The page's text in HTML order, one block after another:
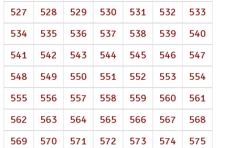
527
528 529 530 531 532
533
534
535 536 537 538 539
540
541
542 543 544 545 546
547
548
549 550 551 552 553
554
555
556 557 558 559 560
561
562
563 564 565 566 567
568
569
570 571 572 573 574
575